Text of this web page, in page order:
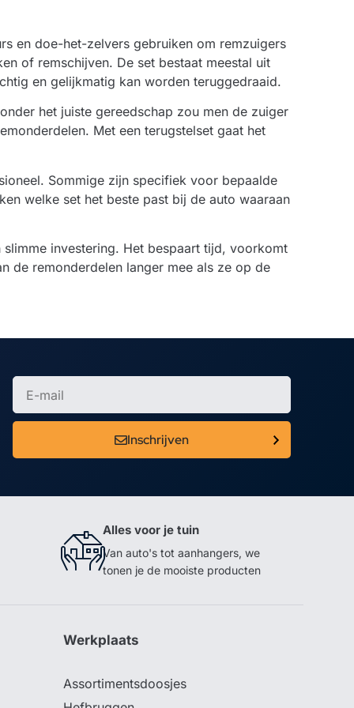
en doe-het-zelvers gebruiken om remzuigers
of remschijven. De set bestaat meestal uit
en gelijkmatig kan worden teruggedraaid.
het juiste gereedschap zou men de zuiger
Met een terugstelset gaat het
Sommige zijn specifiek voor bepaalde
welke set het beste past bij de auto waaraan
investering. Het bespaart tijd, voorkomt
de remonderdelen langer mee als ze op de
Inschrijven
Alles voor je tuin
Van auto's tot aanhangers, we
tonen je de mooiste producten
Werkplaats
Assortimentsdoosjes